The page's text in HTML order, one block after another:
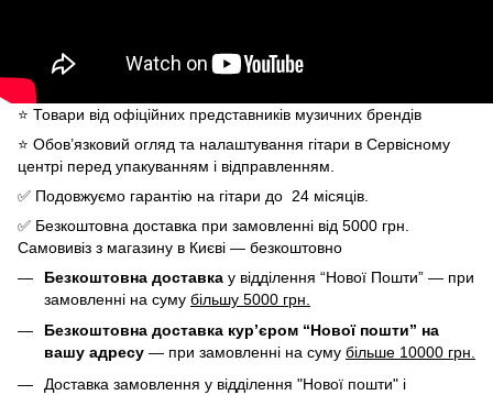
⭐️ Товари від офіційних представників музичних брендів
⭐️ Обов’язковий огляд та налаштування гітари в Сервісному
центрі перед упакуванням і відправленням.
✅ Подовжуємо гарантію на гітари до 24 місяців.
✅ Безкоштовна доставка при замовленні від 5000 грн.
Самовивіз з магазину в Києві — безкоштовно
Безкоштовна доставка у відділення “Нової Пошти” — при
замовленні на суму більшу 5000 грн.
Безкоштовна доставка кур’єром “Нової пошти” на
вашу адресу — при замовленні на суму більше 10000 грн.
Доставка замовлення у відділення "Нової пошти" і